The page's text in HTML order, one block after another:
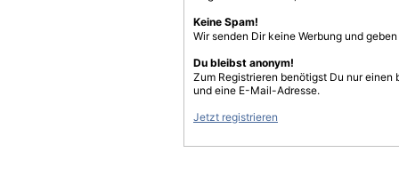
Keine Spam!
Wir senden Dir keine Werbung und
Du bleibst anonym!
Zum Registrieren benötigst Du nur einen
und eine E-Mail-Adresse.
Jetzt registrieren